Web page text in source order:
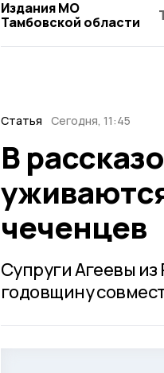
Издания МО
Тамбовской области
Статья Сегодня, 11:45
В
чеченцев
Супруги Агеевы из
годовщину